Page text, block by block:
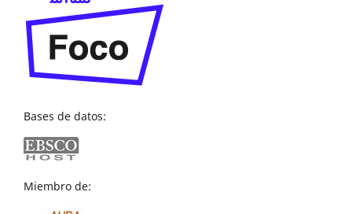
Bases de datos:
Miembro de: